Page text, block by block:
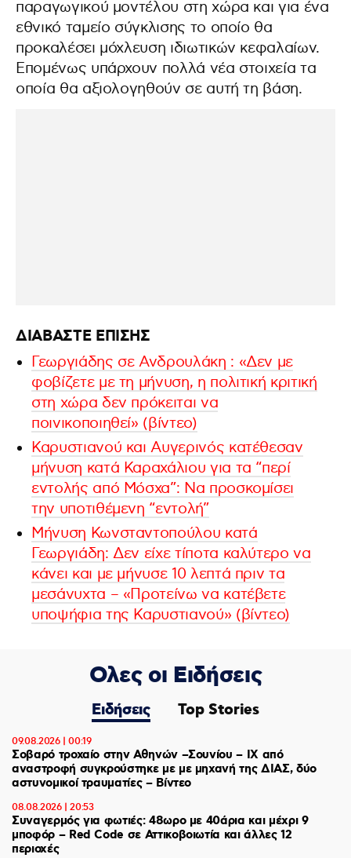
παραγωγικού μοντέλου στη χώρα και για ένα
εθνικό ταμείο σύγκλισης το οποίο θα
προκαλέσει μόχλευση ιδιωτικών κεφαλαίων.
Επομένως υπάρχουν πολλά νέα στοιχεία τα
οποία θα αξιολογηθούν σε αυτή τη βάση.
ΔΙΑΒΑΣΤΕ ΕΠΙΣΗΣ
Γεωργιάδης σε Ανδρουλάκη : «Δεν με
φοβίζετε με τη μήνυση, η πολιτική κριτική
στη χώρα δεν πρόκειται να
ποινικοποιηθεί» (βίντεο)
Καρυστιανού και Αυγερινός κατέθεσαν
μήνυση κατά Καραχάλιου για τα “περί
εντολής από Μόσχα”: Να προσκομίσει
την υποτιθέμενη “εντολή”
Μήνυση Κωνσταντοπούλου κατά
Γεωργιάδη: Δεν είχε τίποτα καλύτερο να
κάνει και με μήνυσε 10 λεπτά πριν τα
μεσάνυχτα – «Προτείνω να κατέβετε
υποψήφια της Καρυστιανού» (βίντεο)
Ολες οι Ειδήσεις
Ειδήσεις Top Stories
09.08.2026 | 00:19
Σοβαρό τροχαίο στην Αθηνών –Σουνίου – ΙΧ από
αναστροφή συγκρούστηκε με με μηχανή της ΔΙΑΣ, δύο
αστυνομικοί τραυματίες – Βίντεο
08.08.2026 | 20:53
Συναγερμός για φωτιές: 48ωρο με 40άρια και μέχρι 9
μποφόρ – Red Code σε Αττικοβοιωτία και άλλες 12
περιοχές